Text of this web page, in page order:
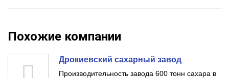
Похожие компании
Дрокиевский сахарный завод
Производительность завода 600 тонн сахара в